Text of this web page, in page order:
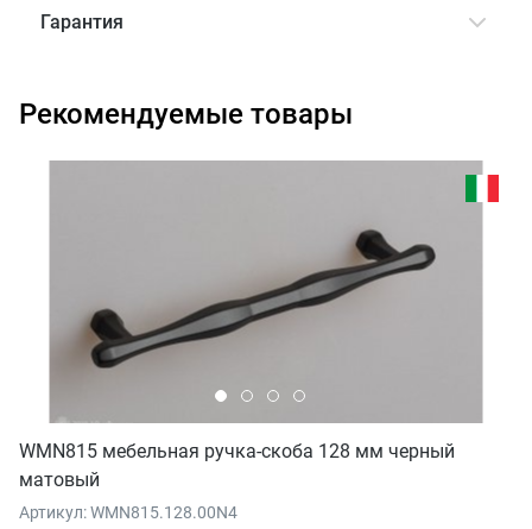
Гарантия
Рекомендуемые товары
WMN815 мебельная ручка-скоба 128 мм черный
матовый
Артикул: WMN815.128.00N4